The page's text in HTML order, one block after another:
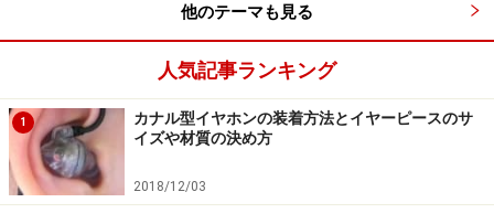
他のテーマも見る
人気記事ランキング
1
カナル型イヤホンの装着方法とイヤーピースのサ
イズや材質の決め方
2018/12/03